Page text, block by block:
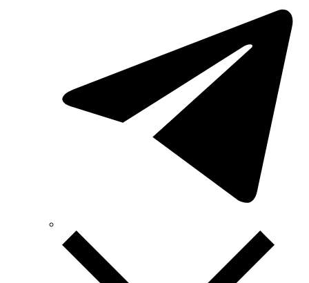
Technoelectric (Італія)
Technosystems (Україна)
TEKPAN (Туреччина)
TeleTec (Україна)
Vargo (Україна)
Vector VS
Vimar (Італія)
Volter (Україна)